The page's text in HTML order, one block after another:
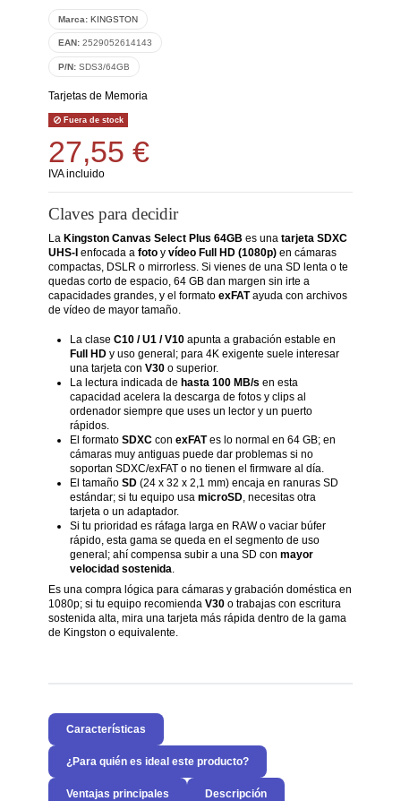
Marca: KINGSTON
EAN: 2529052614143
P/N: SDS3/64GB
Tarjetas de Memoria
Fuera de stock
27,55 €
IVA incluido
Claves para decidir
La Kingston Canvas Select Plus 64GB es una tarjeta SDXC
UHS-Ienfocada a fotoy vídeo Full HD (1080p)en cámaras
compactas, DSLR o mirrorless. Si vienes de una SD lenta o te
quedas corto de espacio, 64 GB dan margen sin irte a
capacidades grandes, y el formato exFATayuda con archivos
de vídeo de mayor tamaño.
La clase C10 / U1 / V10apunta a grabación estable en
Full HDy uso general; para 4K exigente suele interesar
una tarjeta con V30o superior.
La lectura indicada de hasta 100 MB/s en esta
capacidad acelera la descarga de fotos y clips al
ordenador siempre que uses un lector y un puerto
rápidos.
El formato SDXCcon exFATes lo normal en 64 GB; en
cámaras muy antiguas puede dar problemas si no
soportan SDXC/exFAT o no tienen el firmware al día.
El tamaño SD(24 x 32 x 2,1 mm) encaja en ranuras SD
estándar; si tu equipo usa microSD, necesitas otra
tarjeta o un adaptador.
Si tu prioridad es ráfaga larga en RAW o vaciar búfer
rápido, esta gama se queda en el segmento de uso
general; ahí compensa subir a una SD con mayor
velocidad sostenida
Es una compra lógica para cámaras y grabación doméstica en
1080p; si tu equipo recomienda V30o trabajas con escritura
sostenida alta, mira una tarjeta más rápida dentro de la gama
de Kingston o equivalente.
Características
¿Para quién es ideal este producto?
Ventajas principales Descripción